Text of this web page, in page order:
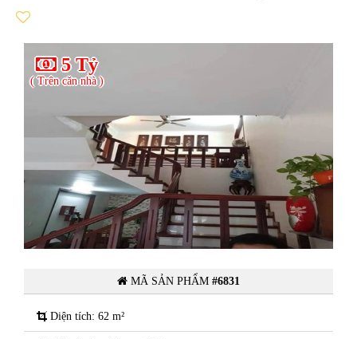
Chính Chủ cần bán nhà 4 tầng mặt
phố Bà Triệu - Phường Phạm Ngũ
Lão - Thành Phố Hải Dương
5 Tỷ
( Trên căn nhà )
MÃ SẢN PHẨM #6831
Diện tích: 62 m²